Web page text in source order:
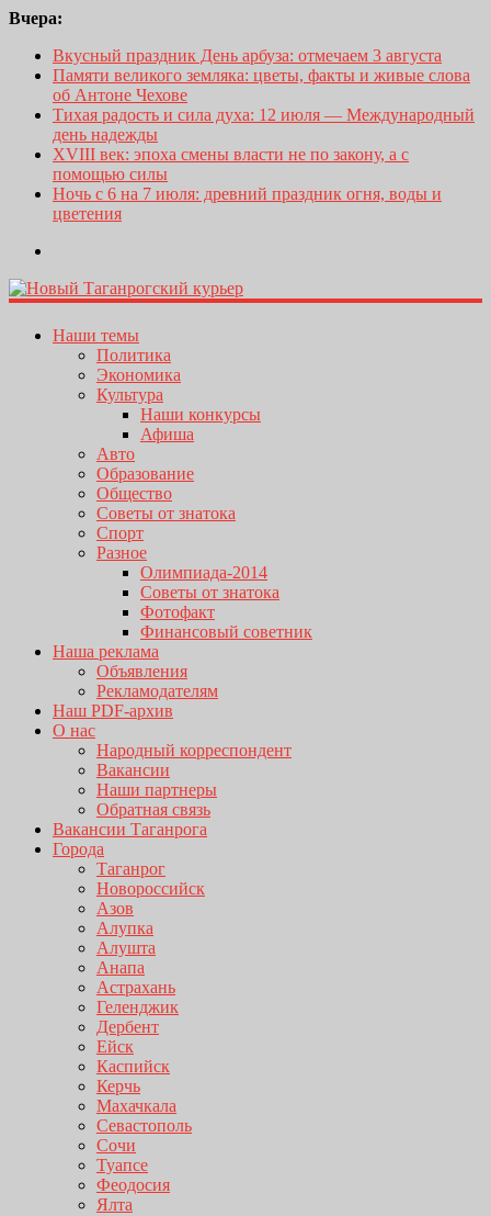
Вчера:
Вкусный праздник День арбуза: отмечаем 3 августа
Памяти великого земляка: цветы, факты и живые слова
об Антоне Чехове
Тихая радость и сила духа: 12 июля — Международный
день надежды
XVIII век: эпоха смены власти не по закону, а с
помощью силы
Ночь с 6 на 7 июля: древний праздник огня, воды и
цветения
Наши темы
Политика
Экономика
Культура
Наши конкурсы
Афиша
Авто
Образование
Общество
Советы от знатока
Спорт
Разное
Олимпиада-2014
Советы от знатока
Фотофакт
Финансовый советник
Наша реклама
Объявления
Рекламодателям
Наш PDF-архив
О нас
Народный корреспондент
Вакансии
Наши партнеры
Обратная связь
Вакансии Таганрога
Города
Таганрог
Новороссийск
Азов
Алупка
Алушта
Анапа
Астрахань
Геленджик
Дербент
Ейск
Каспийск
Керчь
Махачкала
Севастополь
Сочи
Туапсе
Феодосия
Ялта